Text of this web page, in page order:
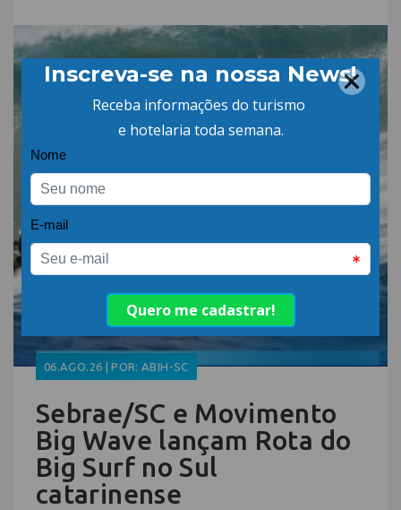
06.AGO.26 | POR: ABIH-SC
Sebrae/SC e Movimento
Big Wave lançam Rota do
Big Surf no Sul
catarinense